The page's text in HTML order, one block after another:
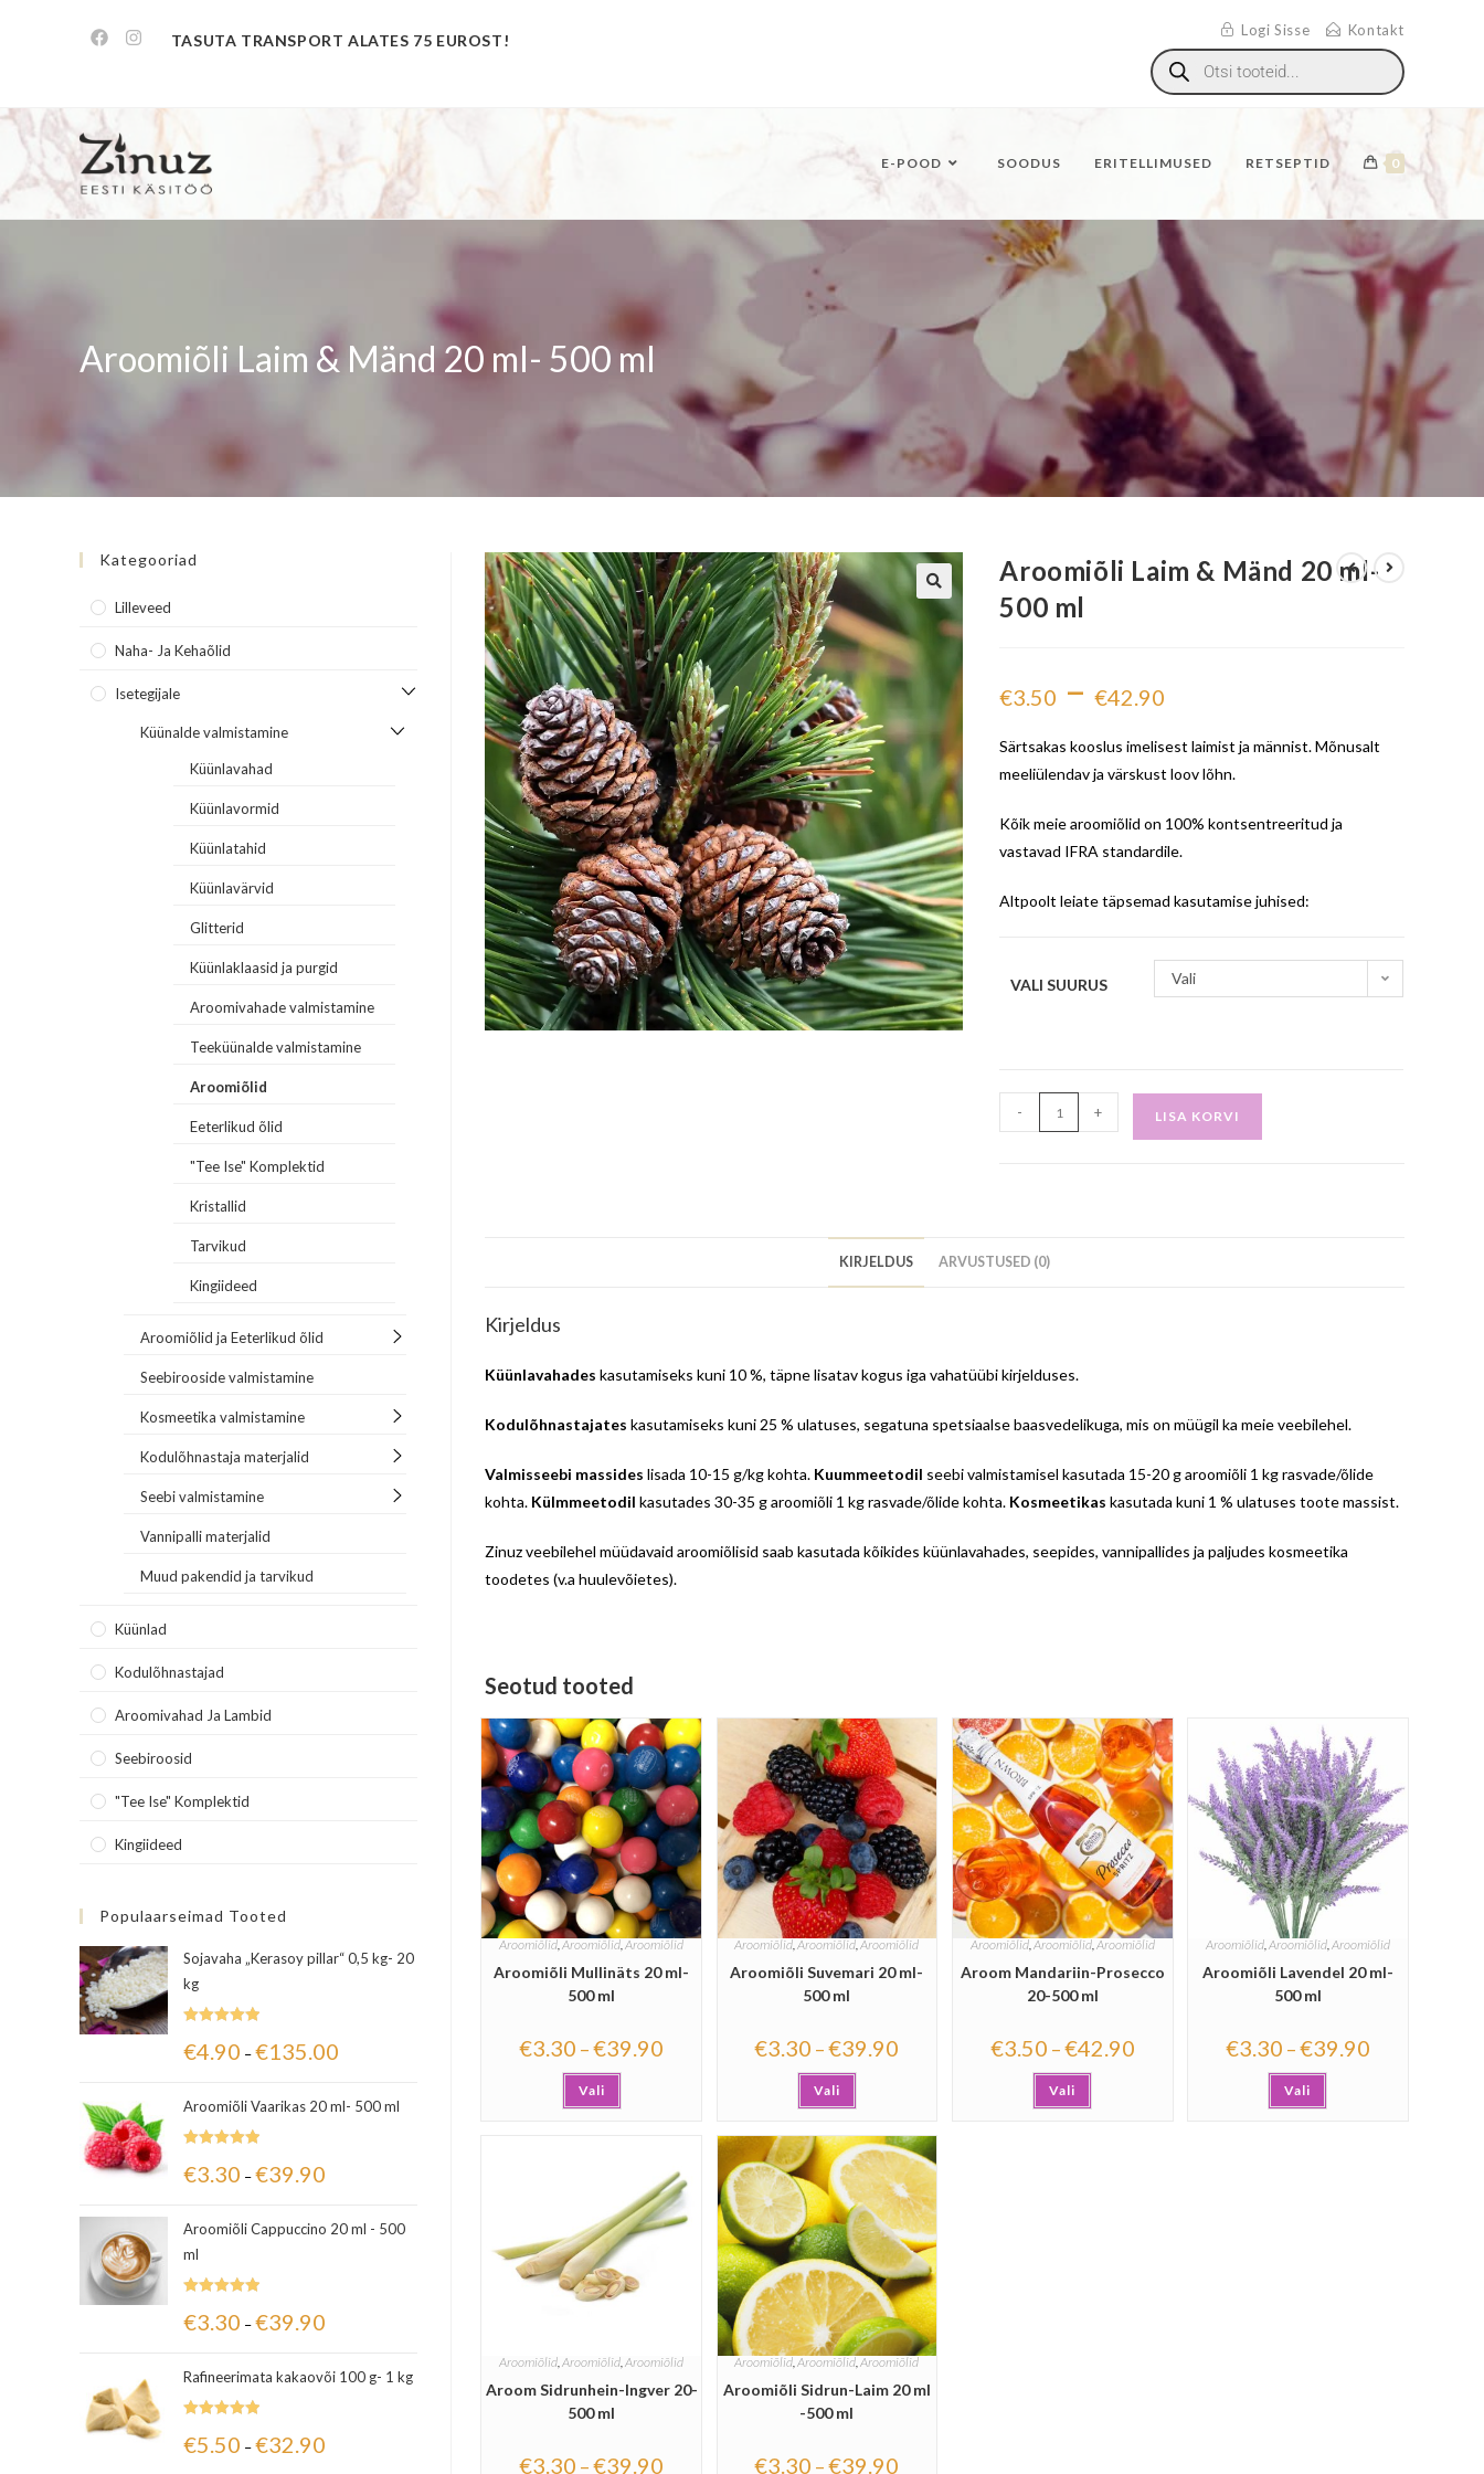
Logi Sisse Kontakt
TASUTA TRANSPORT ALATES 75 EUROST!
E-POOD SOODUS ERITELLIMUSED RETSEPTID 0
Aroomiõli Laim & Mänd 20 ml- 500 ml
Aroomiõli Laim & Mänd 20 ml-
500 ml
€3.50 – €42.90
Särtsakas kooslus imelisest laimist ja männist. Mõnusalt
meeliülendav ja värskust loov lõhn.
Kõik meie aroomiõlid on 100% kontsentreeritud ja
vastavad IFRA standardile.
Altpoolt leiate täpsemad kasutamise juhised:
VALI SUURUS Vali
- + LISA KORVI
KIRJELDUS ARVUSTUSED (0)
Kirjeldus
Küünlavahades kasutamiseks kuni 10 %, täpne lisatav kogus iga vahatüübi kirjelduses.
Kodulõhnastajates kasutamiseks kuni 25 % ulatuses, segatuna spetsiaalse baasvedelikuga, mis on müügil ka meie veebilehel.
Valmisseebi massides lisada 10-15 g/kg kohta. Kuummeetodil seebi valmistamisel kasutada 15-20 g aroomiõli 1 kg rasvade/õlide
kohta. Külmmeetodil kasutades 30-35 g aroomiõli 1 kg rasvade/õlide kohta. Kosmeetikas kasutada kuni 1 % ulatuses toote massist.
Zinuz veebilehel müüdavaid aroomiõlisid saab kasutada kõikides küünlavahades, seepides, vannipallides ja paljudes kosmeetika
toodetes (v.a huulevõietes).
Seotud tooted
Aroomiõlid ,Aroomiõlid ,Aroomiõlid
Aroomiõli Mullinäts 20 ml-
500 ml
€3.30 –€39.90
Vali
Aroomiõlid ,Aroomiõlid ,Aroomiõlid
Aroomiõli Suvemari 20 ml-
500 ml
€3.30 –€39.90
Vali
Aroomiõlid, Aroomiõlid, Aroomiõlid
Aroom Mandariin-Prosecco
20-500 ml
€3.50 –€42.90
Vali
Aroomiõlid, Aroomiõlid, Aroomiõlid
Aroomiõli Lavendel 20 ml-
500 ml
€3.30 –€39.90
Vali
Aroomiõlid,Aroomiõlid,Aroomiõlid
Aroom Sidrunhein-Ingver 20-
500 ml
€3.30 –€39.90
Aroomiõlid,Aroomiõlid,Aroomiõlid
Aroomiõli Sidrun-Laim 20 ml
-500 ml
€3.30 –€39.90
Kategooriad
Lilleveed
Naha- Ja Kehaõlid
Isetegijale
Küünalde valmistamine
Küünlavahad
Küünlavormid
Küünlatahid
Küünlavärvid
Glitterid
Küünlaklaasid ja purgid
Aroomivahade valmistamine
Teeküünalde valmistamine
Aroomiõlid
Eeterlikud õlid
"Tee Ise" Komplektid
Kristallid
Tarvikud
Kingiideed
Aroomiõlid ja Eeterlikud õlid
Seebirooside valmistamine
Kosmeetika valmistamine
Kodulõhnastaja materjalid
Seebi valmistamine
Vannipalli materjalid
Muud pakendid ja tarvikud
Küünlad
Kodulõhnastajad
Aroomivahad Ja Lambid
Seebiroosid
"Tee Ise" Komplektid
Kingiideed
Populaarseimad Tooted
Sojavaha „Kerasoy pillar“ 0,5 kg- 20
kg
5.00/ 5
€4.90 –€135.00
Aroomiõli Vaarikas 20 ml- 500 ml
5.00/ 5
€3.30 –€39.90
Aroomiõli Cappuccino 20 ml - 500
ml
5.00/ 5
€3.30 –€39.90
Rafineerimata kakaovõi 100 g- 1 kg
5.00 / 5
€5.50 –€32.90